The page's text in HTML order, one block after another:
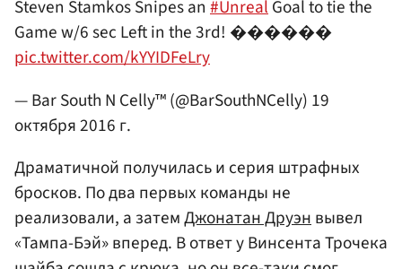
Steven Stamkos Snipes an #UnrealGoal to tie the
Game w/6 sec Left in the 3rd! ������
pic.twitter.com/kYYIDFeLry
— Bar South N Celly™ (@BarSouthNCelly) 19
октября 2016 г.
Драматичной получилась и серия штрафных
бросков. По два первых команды не
реализовали, а затемДжонатан Друэнвывел
«Тампа-Бэй» вперед. В ответ у Винсента Трочека